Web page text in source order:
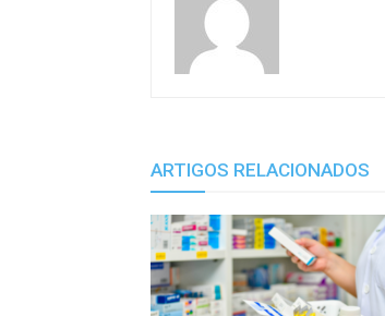
ARTIGOS RELACIONADOS